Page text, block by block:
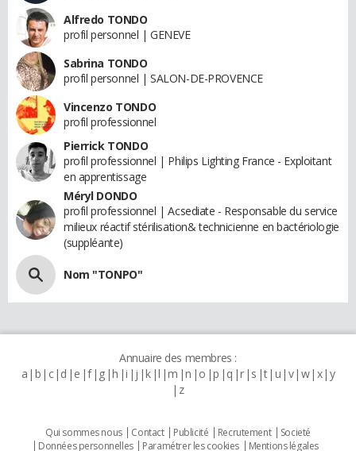
Alfredo TONDO
profil personnel | GENEVE
Sabrina TONDO
profil personnel | SALON-DE-PROVENCE
Vincenzo TONDO
profil professionnel
Pierrick TONDO
profil professionnel | Philips Lighting France - Exploitant
en apprentissage
Méryl DONDO
profil professionnel | Acsediate - Responsable du service
milieux réactif stérilisation& technicienne en bactériologie
(suppléante)
Nom "TONPO"
Annuaire des membres :
a b c d e f g h i j k l m n o p q r s t u v w x y
z
Qui sommes nous Contact Publicité Recrutement
Societé
Données personnelles
Paramétrer les cookies Mentions légales